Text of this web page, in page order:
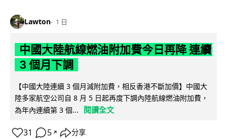
Lawton 1 日
中國大陸航線燃油附加費今日再降 連續
3 個月下調
【中國大陸連續 3 個月減附加費，相反香港不斷加價】中國大
陸多家航空公司自 8 月 5 日起再度下調內陸航線燃油附加費，
為年內連續第 3 個...
閱讀全文
31 5 ↗ 分享